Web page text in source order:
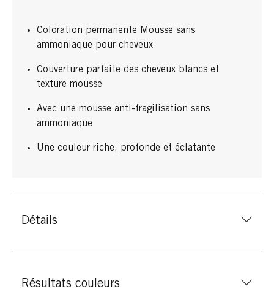
Coloration permanente Mousse sans
ammoniaque pour cheveux
Couverture parfaite des cheveux blancs et
texture mousse
Avec une mousse anti-fragilisation sans
ammoniaque
Une couleur riche, profonde et éclatante
Détails
Résultats couleurs